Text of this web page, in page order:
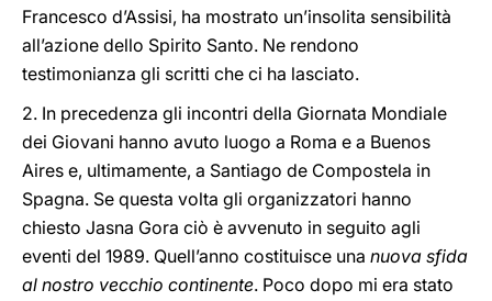
Francesco d’Assisi, ha mostrato un’insolita sensibilità
all’azione dello Spirito Santo. Ne rendono
testimonianza gli scritti che ci ha lasciato.
2. In precedenza gli incontri della Giornata Mondiale
dei Giovani hanno avuto luogo a Roma e a Buenos
Aires e, ultimamente, a Santiago de Compostela in
Spagna. Se questa volta gli organizzatori hanno
chiesto Jasna Gora ciò è avvenuto in seguito agli
eventi del 1989. Quell’anno costituisce una nuova sfida
al nostro vecchio continente. Poco dopo mi era stato